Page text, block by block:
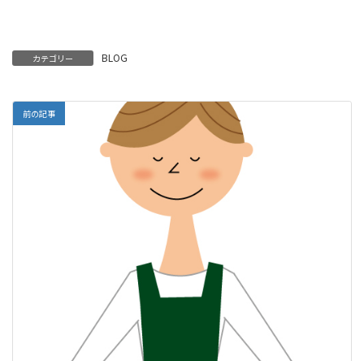
カテゴリー BLOG
前の記事